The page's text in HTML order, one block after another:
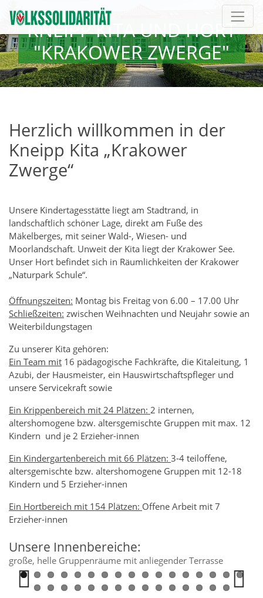
Direkt zur Hauptnavigation springen
Direkt zum Inhalt springen
KNEIPP KITA UND HORT
"KRAKOWER ZWERGE"
Herzlich willkommen in der
Kneipp Kita „Krakower
Zwerge“
Unsere Kindertagesstätte liegt am Stadtrand, in
landschaftlich schöner Lage, direkt am Fuße des
Mäkelberges, mit seiner Wald-, Wiesen- und
Moorlandschaft. Unweit der Kita liegt der Krakower See.
Unser Hort befindet sich in Räumlichkeiten der Krakower
„Naturpark Schule“.
Öffnungszeiten: Montag bis Freitag von 6.00 – 17.00 Uhr
Schließzeiten: zwischen Weihnachten und Neujahr sowie an
Weiterbildungstagen
Zu unserer Kita gehören:
Ein Team mit 16 pädagogische Fachkräfte, die Kitaleitung, 1
Azubi, der Hausmeister, ein Hauswirtschaftspfleger und
unsere Servicekraft sowie
Ein Krippenbereich mit 24 Plätzen: 2 internen,
altershomogene bzw. altersgemischte Gruppen mit max. 12
Kindern und je 2 Erzieher-innen
Ein Kindergartenbereich mit 66 Plätzen: 3-4 teiloffene,
altersgemischte bzw. altershomogene Gruppen mit 12-18
Kindern und 5 Erzieher-innen
Ein Hortbereich mit 154 Plätzen: Offene Arbeit mit 7
Erzieher-innen
Unsere Innenbereiche:
große, helle Gruppenräume mit anliegender Terrasse